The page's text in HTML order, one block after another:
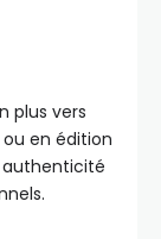
plus vers
en édition
authenticité